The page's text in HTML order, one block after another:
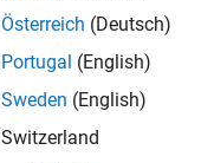
Österreich (Deutsch)
Portugal (English)
Sweden (English)
Switzerland